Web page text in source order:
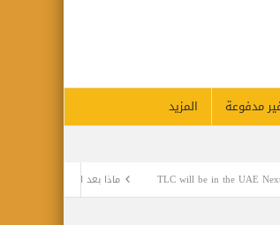
المزيد
ماذا بعد التعويم ؟! .. بقلم الصحفي الكبير محمد خراجة